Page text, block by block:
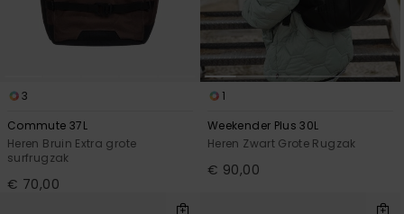
3
Commute 37L
Heren Bruin Extra grote
surfrugzak
€ 70,00
1
Weekender Plus 30L
Heren Zwart Grote Rugzak
€ 90,00